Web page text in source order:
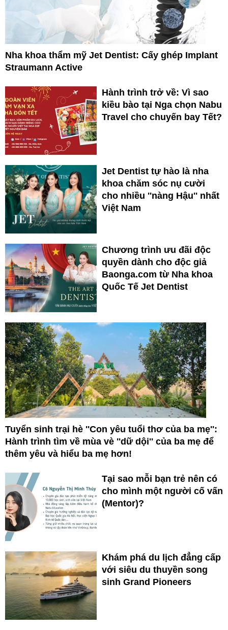
Nha khoa thẩm mỹ Jet Dentist: Cấy ghép Implant
Straumann Active
Hành trình trở về: Vì sao
kiều bào tại Nga chọn Nabu
Travel cho chuyến bay Tết?
Jet Dentist tự hào là nha
khoa chăm sóc nụ cười
cho nhiều ''nàng Hậu'' nhất
Việt Nam
Chương trình ưu đãi độc
quyền dành cho độc giả
Baonga.com từ Nha khoa
Quốc Tế Jet Dentist
Tuyển sinh trại hè ''Con yêu tuổi thơ của ba mẹ'':
Hành trình tìm về mùa vè ''dữ dội'' của ba mẹ để
thêm yêu và hiểu ba mẹ hơn!
Tại sao mỗi bạn trẻ nên có
cho mình một người cố vấn
(Mentor)?
Khám phá du lịch đẳng cấp
với siêu du thuyền song
sinh Grand Pioneers